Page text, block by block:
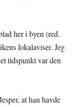
her i byen (red.
lokalaviser. Jeg
tidspunkt var den
at han havde